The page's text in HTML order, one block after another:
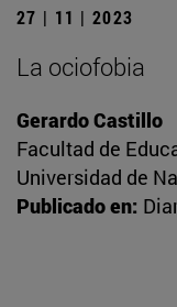
27 | 11 | 2023
La ociofobia
Gerardo Castillo
Facultad de
Universidad de
Publicado en: